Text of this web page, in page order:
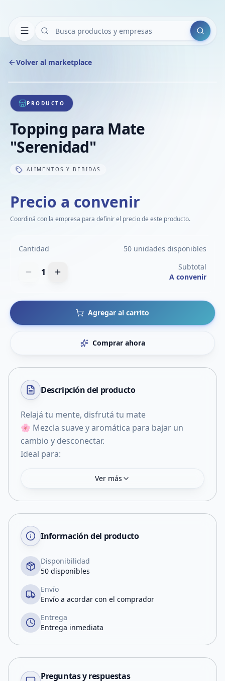
Buscar
Volver al marketplace
1/1
PRODUCTO
Topping para Mate
"Serenidad"
ALIMENTOS Y BEBIDAS
Precio a convenir
Coordiná con la empresa para definir el precio de este producto.
Cantidad 50 unidades disponibles
1
Subtotal
A convenir
Agregar al carrito
Comprar ahora
Descripción del producto
Relajá tu mente, disfrutá tu mate
🌸 Mezcla suave y aromática para bajar un
cambio y desconectar.
Ideal para:
Ver más
Información del producto
Disponibilidad
50 disponibles
Envío
Envío a acordar con el comprador
Entrega
Entrega inmediata
Preguntas y respuestas